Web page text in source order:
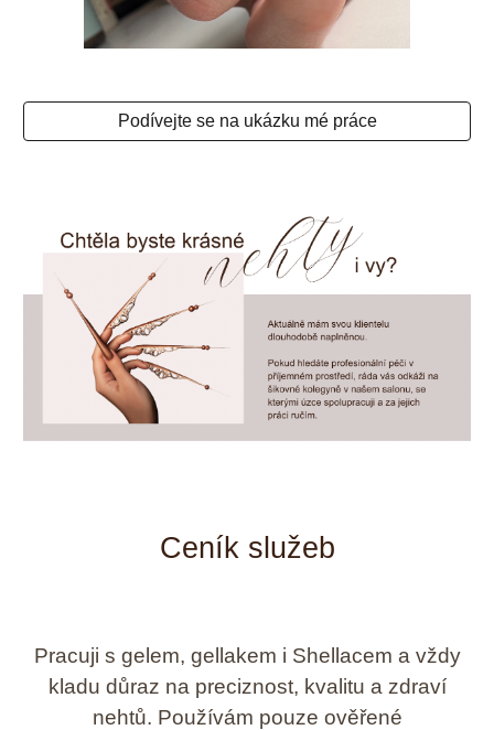
Podívejte se na ukázku mé práce
Ceník služeb
Pracuji s gelem, gellakem i Shellacem a vždy
kladu důraz na preciznost, kvalitu a zdraví
nehtů. Používám pouze ověřené